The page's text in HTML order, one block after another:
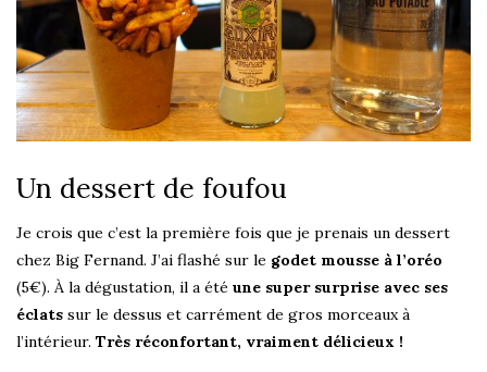
Un dessert de foufou
Je crois que c’est la première fois que je prenais un dessert
chez Big Fernand. J’ai flashé sur le godet mousse à l’oréo
(5€). À la dégustation, il a été une super surprise avec ses
éclats sur le dessus et carrément de gros morceaux à
l’intérieur. Très réconfortant, vraiment délicieux !